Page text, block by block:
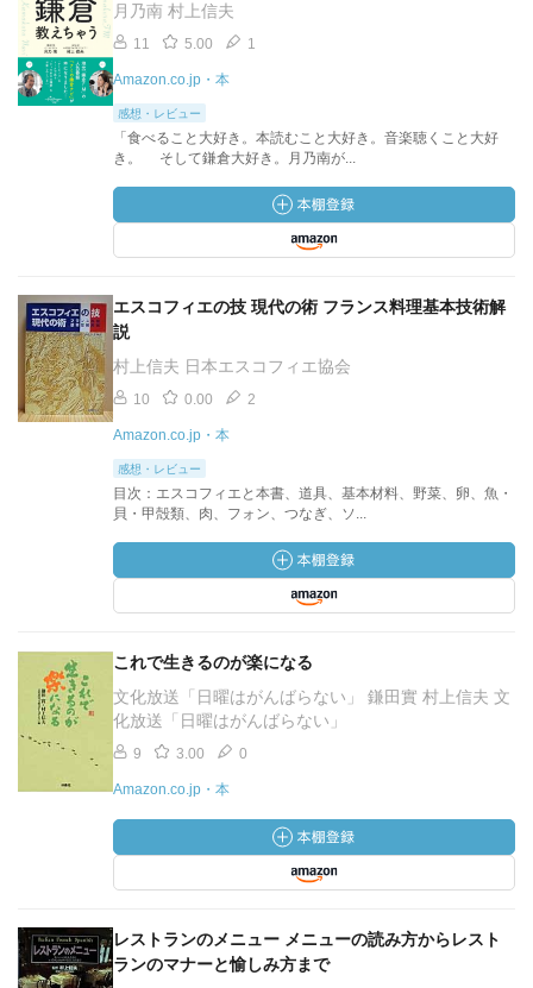
月乃南 村上信夫
11 5.00 1
Amazon.co.jp・本
感想・レビュー
「食べること大好き。本読むこと大好き。音楽聴くこと大好
き。 そして鎌倉大好き。月乃南が...
エスコフィエの技 現代の術 フランス料理基本技術解
説
村上信夫 日本エスコフィエ協会
10 0.00 2
Amazon.co.jp・本
感想・レビュー
目次：エスコフィエと本書、道具、基本材料、野菜、卵、魚・
貝・甲殻類、肉、フォン、つなぎ、ソ...
これで生きるのが楽になる
文化放送「日曜はがんばらない」 鎌田實 村上信夫 文
化放送「日曜はがんばらない」
9 3.00 0
Amazon.co.jp・本
レストランのメニュー メニューの読み方からレスト
ランのマナーと愉しみ方まで